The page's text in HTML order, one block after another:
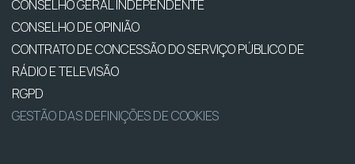
CONSELHO GERAL INDEPENDENTE
CONSELHO DE OPINIÃO
CONTRATO DE CONCESSÃO DO SERVIÇO PÚBLICO DE
RÁDIO E TELEVISÃO
RGPD
GESTÃO DAS DEFINIÇÕES DE COOKIES